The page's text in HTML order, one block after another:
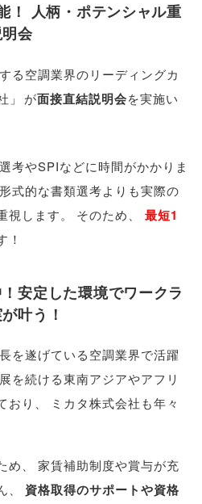
！ 人柄・ポテンシャル重
会
る空調業界のリーディングカ
」 が面接直結説明会を実施い
考やSPIなどに時間がかかりま
式的な書類選考よりも実際の
視します。 そのため、
最短1
！
安定した環境でワークラ
叶う！
を遂げている空調業界で活躍
を続ける東南アジアやアフリ
おり 、
ミカタ株式会社も年々
め、
家賃補助制度や賞与が充
、
資格取得のサポートや資格